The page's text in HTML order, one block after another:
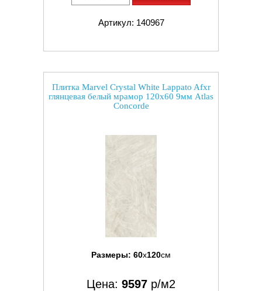
Артикул: 140967
Плитка Marvel Crystal White Lappato Afxr
глянцевая белый мрамор 120x60 9мм Atlas
Concorde
Размеры: 60x120см
Цена: 9597 р/м2